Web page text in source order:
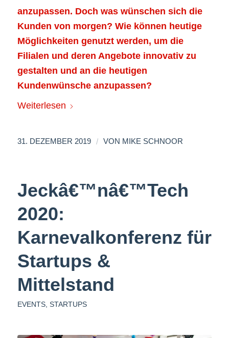
anzupassen. Doch was wünschen sich die
Kunden von morgen? Wie können heutige
Möglichkeiten genutzt werden, um die
Filialen und deren Angebote innovativ zu
gestalten und an die heutigen
Kundenwünsche anzupassen?
Weiterlesen
31. DEZEMBER 2019 / VON MIKE SCHNOOR
Jeckâ€™nâ€™Tech
2020:
Karnevalkonferenz für
Startups &
Mittelstand
EVENTS, STARTUPS